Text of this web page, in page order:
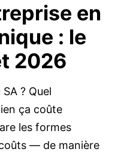
en
: le
2026
? Quel
ça coûte
les formes
— de manière